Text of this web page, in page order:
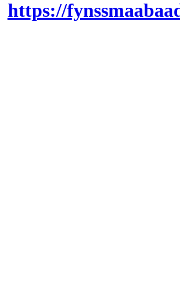
https://